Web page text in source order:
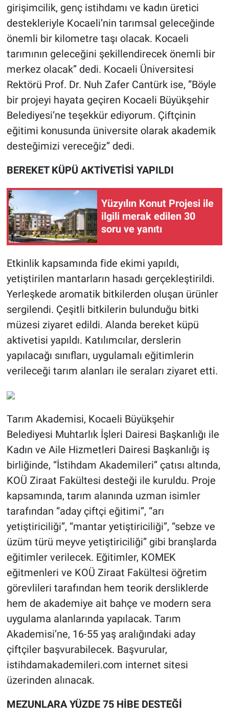
girişimcilik, genç istihdamı ve kadın üretici
destekleriyle Kocaeli’nin tarımsal geleceğinde
önemli bir kilometre taşı olacak. Kocaeli
tarımının geleceğini şekillendirecek önemli bir
merkez olacak” dedi. Kocaeli Üniversitesi
Rektörü Prof. Dr. Nuh Zafer Cantürk ise, ”Böyle
bir projeyi hayata geçiren Kocaeli Büyükşehir
Belediyesi’ne teşekkür ediyorum. Çiftçinin
eğitimi konusunda üniversite olarak akademik
desteğimizi vereceğiz” dedi.
BEREKET KÜPÜ AKTİVETİSİ YAPILDI
Yüzyılın Konut Projesi ile
ilgili merak edilen 30
soru ve yanıtı
Etkinlik kapsamında fide ekimi yapıldı,
yetiştirilen mantarların hasadı gerçekleştirildi.
Yerleşkede aromatik bitkilerden oluşan ürünler
sergilendi. Çeşitli bitkilerin bulunduğu bitki
müzesi ziyaret edildi. Alanda bereket küpü
aktivetisi yapıldı. Katılımcılar, derslerin
yapılacağı sınıfları, uygulamalı eğitimlerin
verileceği tarım alanları ile seraları ziyaret etti.
Tarım Akademisi, Kocaeli Büyükşehir
Belediyesi Muhtarlık İşleri Dairesi Başkanlığı ile
Kadın ve Aile Hizmetleri Dairesi Başkanlığı iş
birliğinde, “İstihdam Akademileri” çatısı altında,
KOÜ Ziraat Fakültesi desteği ile kuruldu. Proje
kapsamında, tarım alanında uzman isimler
tarafından “aday çiftçi eğitimi”, “arı
yetiştiriciliği”, “mantar yetiştiriciliği”, “sebze ve
üzüm türü meyve yetiştiriciliği” gibi branşlarda
eğitimler verilecek. Eğitimler, KOMEK
eğitmenleri ve KOÜ Ziraat Fakültesi öğretim
görevlileri tarafından hem teorik dersliklerde
hem de akademiye ait bahçe ve modern sera
uygulama alanlarında yapılacak. Tarım
Akademisi’ne, 16-55 yaş aralığındaki aday
çiftçiler başvurabilecek. Başvurular,
istihdamakademileri.com internet sitesi
üzerinden alınacak.
MEZUNLARA YÜZDE 75 HİBE DESTEĞİ